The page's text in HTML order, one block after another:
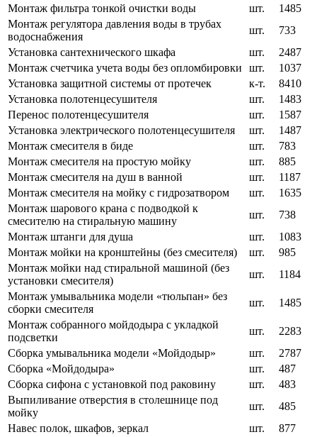
Монтаж фильтра тонкой очистки воды
шт.
1485
Монтаж регулятора давления воды в трубах
водоснабжения
шт.
733
Установка сантехнического шкафа
шт.
2487
Монтаж счетчика учета воды без опломбировки
шт.
1037
Установка защитной системы от протечек
к-т.
8410
Установка полотенцесушителя
шт.
1483
Перенос полотенцесушителя
шт.
1587
Установка электрического полотенцесушителя
шт.
1487
Монтаж смесителя в биде
шт.
783
Монтаж смесителя на простую мойку
шт.
885
Монтаж смесителя на душ в ванной
шт.
1187
Монтаж смесителя на мойку с гидрозатвором
шт.
1635
Монтаж шарового крана с подводкой к
смесителю на стиральную машину
шт.
738
Монтаж штанги для душа
шт.
1083
Монтаж мойки на кронштейны (без смесителя)
шт.
985
Монтаж мойки над стиральной машиной (без
установки смесителя)
шт.
1184
Монтаж умывальника модели «тюльпан» без
сборки смесителя
шт.
1485
Монтаж собранного мойдодыра с укладкой
подсветки
шт.
2283
Сборка умывальника модели «Мойдодыр»
шт.
2787
Сборка «Мойдодыра»
шт.
487
Сборка сифона с установкой под раковину
шт.
483
Выпиливание отверстия в столешнице под
мойку
шт.
485
Навес полок, шкафов, зеркал
шт.
877